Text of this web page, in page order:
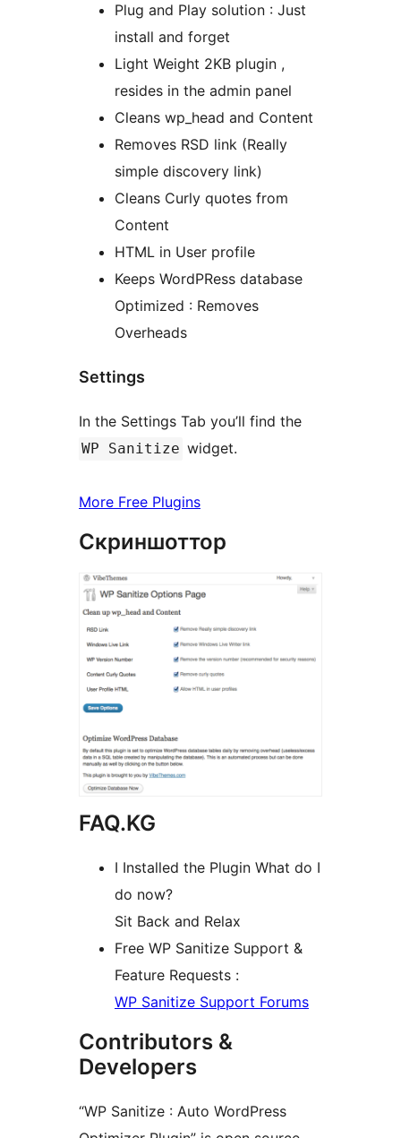
Plug and Play solution : Just
install and forget
Light Weight 2KB plugin ,
resides in the admin panel
Cleans wp_head and Content
Removes RSD link (Really
simple discovery link)
Cleans Curly quotes from
Content
HTML in User profile
Keeps WordPRess database
Optimized : Removes
Overheads
Settings
In the Settings Tab you’ll find the
WP Sanitize widget.
More Free Plugins
Скриншоттор
FAQ.KG
I Installed the Plugin What do I
do now?
Sit Back and Relax
Free WP Sanitize Support &
Feature Requests :
WP Sanitize Support Forums
Contributors &
Developers
“WP Sanitize : Auto WordPress